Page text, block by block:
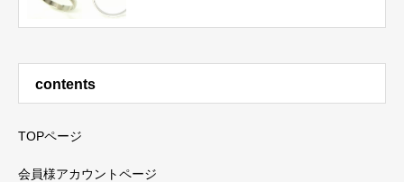
contents
TOPページ
会員様アカウントページ